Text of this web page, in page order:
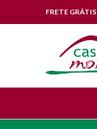
FRETE GRÁTIS